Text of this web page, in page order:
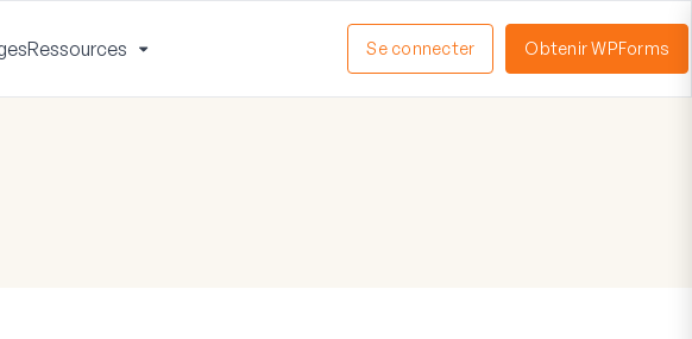
Ressources
le
Se connecter Obtenir WPForms